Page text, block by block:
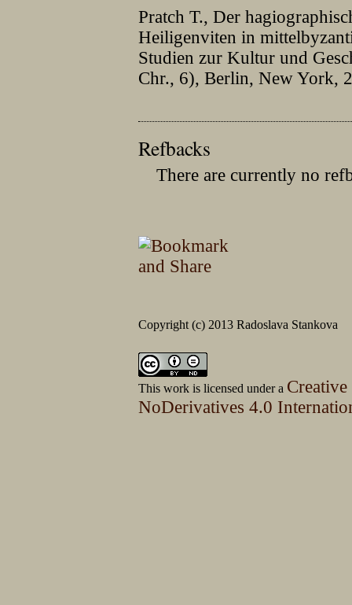
Pratch T., Der
Heiligenviten in
Studien zur Kultur und
Chr., 6), Berlin, New York,
Refbacks
There are currently no
Copyright (c) 2013 Radoslava Stankova
This work is licensed under a
NoDerivatives 4.0